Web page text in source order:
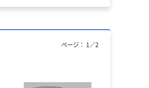
ページ： 1 ／2